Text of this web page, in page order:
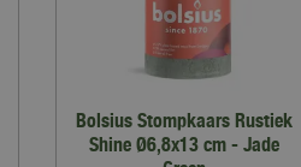
Bolsius Stompkaars Rustiek
Shine Ø6,8x13 cm - Jade